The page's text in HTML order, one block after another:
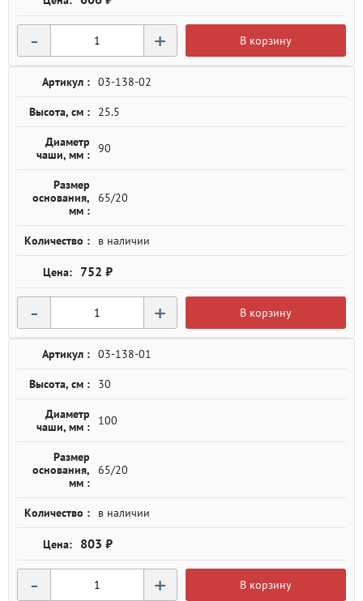
- + В корзину
Артикул : 03-138-02
Высота, см : 25.5
Диаметр
чаши, мм : 90
Размер
основания,
мм :
65/20
Количество : в наличии
752 ₽
- + В корзину
Артикул : 03-138-01
Высота, см : 30
Диаметр
чаши, мм :
100
Размер
основания,
мм :
65/20
Количество : в наличии
803 ₽
- + В корзину